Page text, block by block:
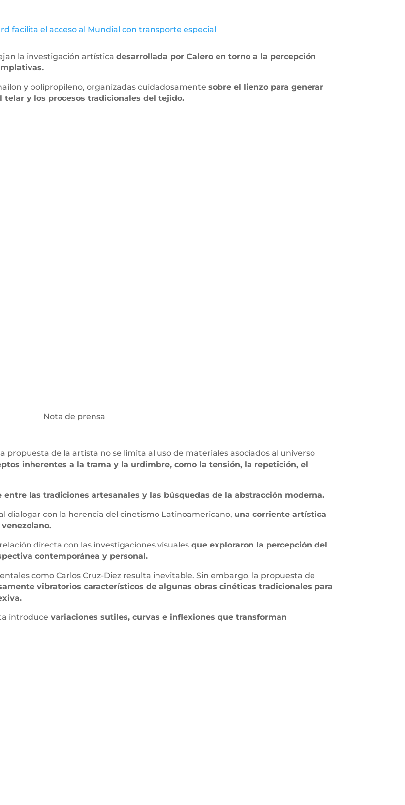
facilita el acceso al Mundial con transporte especial
la investigación artísticadesarrollada por Calero en torno a la percepción
y polipropileno, organizadas cuidadosamentesobre el lienzo para generar
y los procesos tradicionales del tejido.
Nota de prensa
propuesta de la artista no se limita al uso de materiales asociados al universo
inherentes a la trama y la urdimbre, como la tensión, la repetición, el
entre las tradiciones artesanales y las búsquedas de la abstracción moderna.
dialogar con la herencia del cinetismo Latinoamericano, una corriente artística
directa con las investigaciones visuales que exploraron la percepción del
contemporánea y personal.
como Carlos Cruz-Diez resulta inevitable. Sin embargo, la propuesta de
vibratorios característicos de algunas obras cinéticas tradicionales para
introduce variaciones sutiles, curvas e inflexiones que transforman